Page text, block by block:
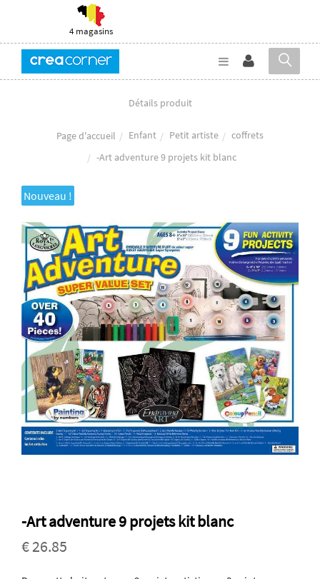
4 magasins
Détails produit
Page d'accueil Enfant Petit artiste
coffrets
-Art adventure 9 projets kit blanc
Nouveau !
-Art adventure 9 projets kit blanc
€ 26.85